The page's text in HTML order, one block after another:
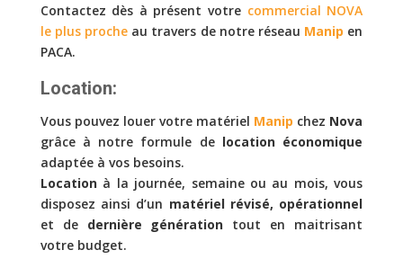
Contactez dès à présent votre commercial NOVA
le plus proche au travers de notre réseau Manip en
PACA.
Location:
Vous pouvez louer votre matériel Manip chez Nova
grâce à notre formule de location économique
adaptée à vos besoins.
Location à la journée, semaine ou au mois, vous
disposez ainsi d’un matériel révisé, opérationnel
et de dernière génération tout en maitrisant
votre budget.